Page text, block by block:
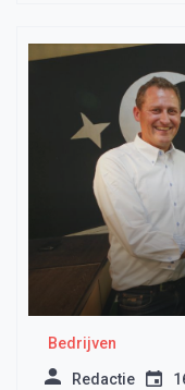
Bedrijven
Redactie